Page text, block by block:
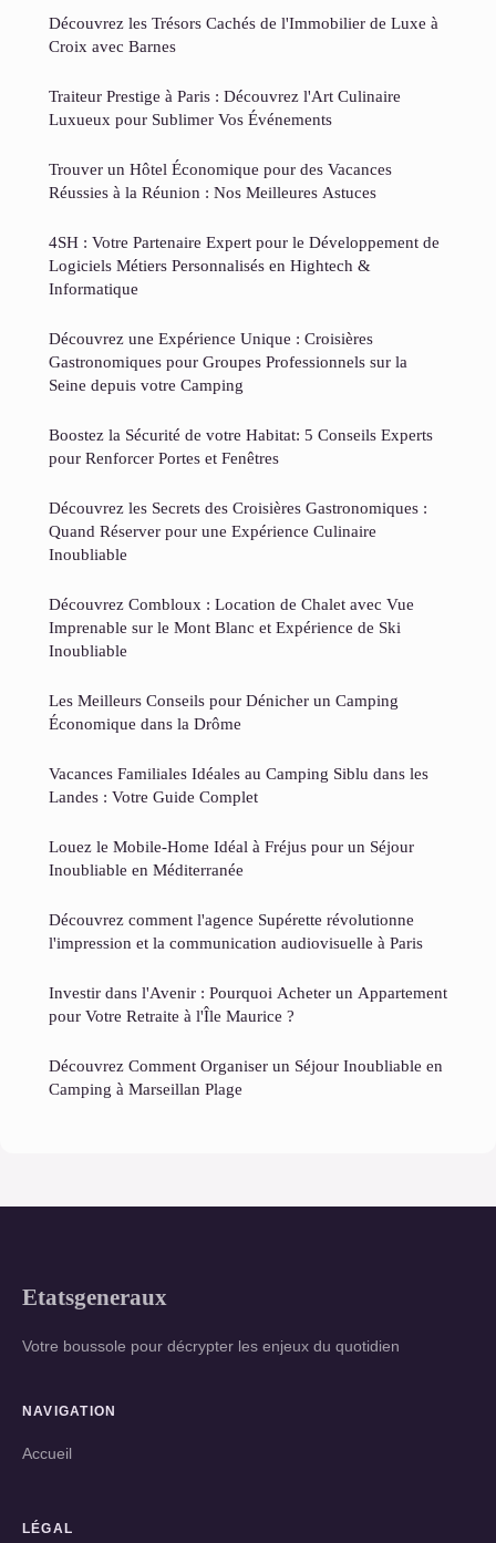
Découvrez les Trésors Cachés de l'Immobilier de Luxe à
Croix avec Barnes
Traiteur Prestige à Paris : Découvrez l'Art Culinaire
Luxueux pour Sublimer Vos Événements
Trouver un Hôtel Économique pour des Vacances
Réussies à la Réunion : Nos Meilleures Astuces
4SH : Votre Partenaire Expert pour le Développement de
Logiciels Métiers Personnalisés en Hightech &
Informatique
Découvrez une Expérience Unique : Croisières
Gastronomiques pour Groupes Professionnels sur la
Seine depuis votre Camping
Boostez la Sécurité de votre Habitat: 5 Conseils Experts
pour Renforcer Portes et Fenêtres
Découvrez les Secrets des Croisières Gastronomiques :
Quand Réserver pour une Expérience Culinaire
Inoubliable
Découvrez Combloux : Location de Chalet avec Vue
Imprenable sur le Mont Blanc et Expérience de Ski
Inoubliable
Les Meilleurs Conseils pour Dénicher un Camping
Économique dans la Drôme
Vacances Familiales Idéales au Camping Siblu dans les
Landes : Votre Guide Complet
Louez le Mobile-Home Idéal à Fréjus pour un Séjour
Inoubliable en Méditerranée
Découvrez comment l'agence Supérette révolutionne
l'impression et la communication audiovisuelle à Paris
Investir dans l'Avenir : Pourquoi Acheter un Appartement
pour Votre Retraite à l'Île Maurice ?
Découvrez Comment Organiser un Séjour Inoubliable en
Camping à Marseillan Plage
Etatsgeneraux
Votre boussole pour décrypter les enjeux du quotidien
NAVIGATION
Accueil
LÉGAL